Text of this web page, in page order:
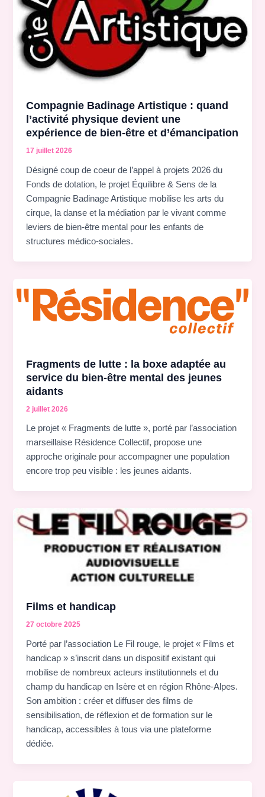
Compagnie Badinage Artistique : quand
l’activité physique devient une
expérience de bien-être et d’émancipation
17 juillet 2026
Désigné coup de coeur de l’appel à projets 2026 du
Fonds de dotation, le projet Équilibre & Sens de la
Compagnie Badinage Artistique mobilise les arts du
cirque, la danse et la médiation par le vivant comme
leviers de bien-être mental pour les enfants de
structures médico-sociales.
Fragments de lutte : la boxe adaptée au
service du bien-être mental des jeunes
aidants
2 juillet 2026
Le projet « Fragments de lutte », porté par l’association
marseillaise Résidence Collectif, propose une
approche originale pour accompagner une population
encore trop peu visible : les jeunes aidants.
Films et handicap
27 octobre 2025
Porté par l’association Le Fil rouge, le projet « Films et
handicap » s’inscrit dans un dispositif existant qui
mobilise de nombreux acteurs institutionnels et du
champ du handicap en Isère et en région Rhône-Alpes.
Son ambition : créer et diffuser des films de
sensibilisation, de réflexion et de formation sur le
handicap, accessibles à tous via une plateforme
dédiée.